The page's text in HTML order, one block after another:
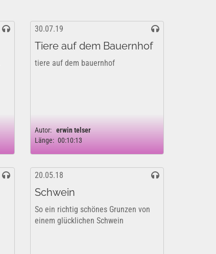
30.07.19
Tiere auf dem Bauernhof
tiere auf dem bauernhof
Autor: erwin telser
Länge: 00:10:13
20.05.18
Schwein
So ein richtig schönes Grunzen von
einem glücklichen Schwein